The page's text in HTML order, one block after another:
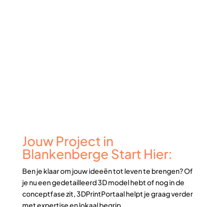
Jouw Project in
Blankenberge Start Hier:
Ben je klaar om jouw ideeën tot leven te brengen? Of
je nu een gedetailleerd 3D model hebt of nog in de
conceptfase zit, 3DPrintPortaal helpt je graag verder
met expertise en lokaal begrip.